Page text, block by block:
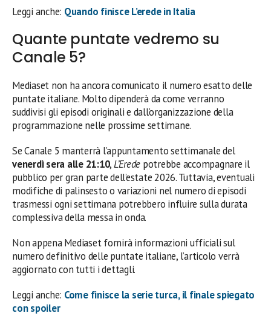
Leggi anche: Quando finisce L’erede in Italia
Quante puntate vedremo su
Canale 5?
Mediaset non ha ancora comunicato il numero esatto delle
puntate italiane. Molto dipenderà da come verranno
suddivisi gli episodi originali e dall’organizzazione della
programmazione nelle prossime settimane.
Se Canale 5 manterrà l’appuntamento settimanale del
venerdì sera alle 21:10,L’Erede potrebbe accompagnare il
pubblico per gran parte dell’estate 2026. Tuttavia, eventuali
modifiche di palinsesto o variazioni nel numero di episodi
trasmessi ogni settimana potrebbero influire sulla durata
complessiva della messa in onda.
Non appena Mediaset fornirà informazioni ufficiali sul
numero definitivo delle puntate italiane, l’articolo verrà
aggiornato con tutti i dettagli.
Leggi anche: Come finisce la serie turca, il finale spiegato
con spoiler